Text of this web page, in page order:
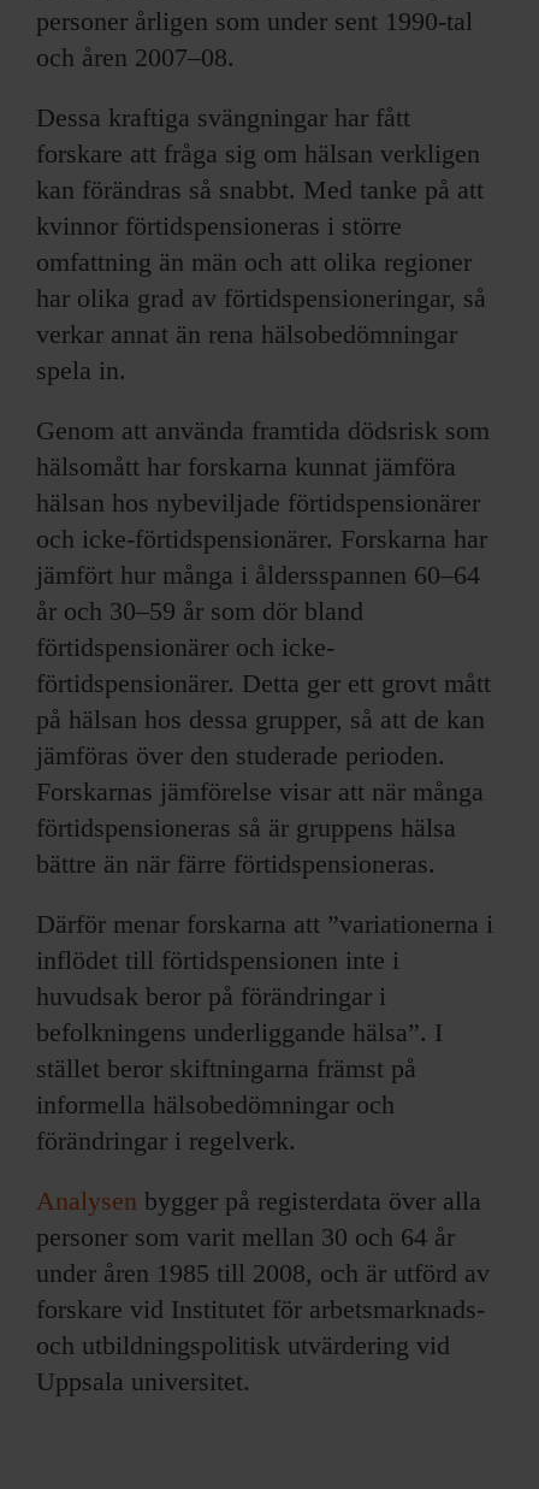
OM F&F
personer årligen som under sent 1990-tal
och åren 2007–08.
Dessa kraftiga svängningar har fått
forskare att fråga sig om hälsan verkligen
kan förändras så snabbt. Med tanke på att
kvinnor förtidspensioneras i större
omfattning än män och att olika regioner
har olika grad av förtidspensioneringar, så
verkar annat än rena hälsobedömningar
spela in.
Genom att använda framtida dödsrisk som
hälsomått har forskarna kunnat jämföra
hälsan hos nybeviljade förtidspensionärer
och icke-förtidspensionärer. Forskarna har
jämfört hur många i åldersspannen 60–64
år och 30–59 år som dör bland
förtidspensionärer och icke-
förtidspensionärer. Detta ger ett grovt mått
på hälsan hos dessa grupper, så att de kan
jämföras över den studerade perioden.
Forskarnas jämförelse visar att när många
förtidspensioneras så är gruppens hälsa
bättre än när färre förtidspensioneras.
Därför menar forskarna att ”variationerna i
inflödet till förtidspensionen inte i
huvudsak beror på förändringar i
befolkningens underliggande hälsa”. I
stället beror skiftningarna främst på
informella hälsobedömningar och
förändringar i regelverk.
Analysen bygger på registerdata över alla
personer som varit mellan 30 och 64 år
under åren 1985 till 2008, och är utförd av
forskare vid Institutet för arbetsmarknads-
och utbildningspolitisk utvärdering vid
Uppsala universitet.